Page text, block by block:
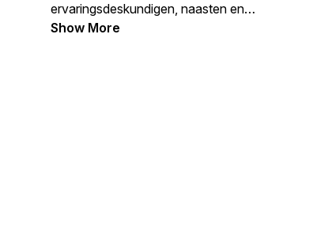
ervaringsdeskundigen, naasten en
professionals. In de gesprekken komen
Show More